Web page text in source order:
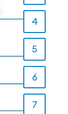
4
5
6
7